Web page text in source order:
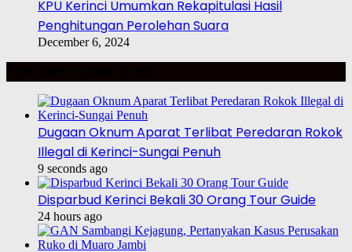
KPU Kerinci Umumkan Rekapitulasi Hasil
Penghitungan Perolehan Suara
December 6, 2024
Dugaan Oknum Aparat Terlibat Peredaran Rokok
Illegal di Kerinci-Sungai Penuh
9 seconds ago
Disparbud Kerinci Bekali 30 Orang Tour Guide
24 hours ago